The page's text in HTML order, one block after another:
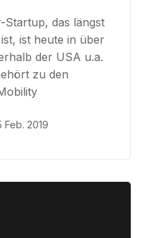
Startup, das längst
ist heute in über
der USA u.a.
zu den
Feb. 2019